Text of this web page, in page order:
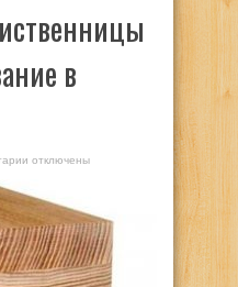
в
лиственницы
и
ее
использование
в
строительстве
отключены